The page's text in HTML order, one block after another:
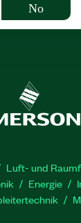
No
Luft- und
Energie